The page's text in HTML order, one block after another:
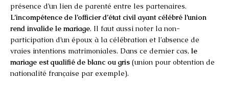
présence d’un lien de parenté entre les partenaires.
L’incompétence de l’officier d’état civil ayant célébré l’union
rend invalide le mariage. Il faut aussi noter la non-
participation d’un époux à la célébration et l’absence de
vraies intentions matrimoniales. Dans ce dernier cas, le
mariage est qualifié de blanc ou gris (union pour obtention de
nationalité française par exemple).